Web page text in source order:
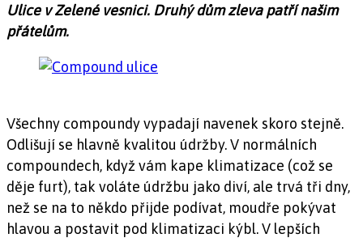
Ulice v Zelené vesnici. Druhý dům zleva patří našim
přátelům.
Všechny compoundy vypadají navenek skoro stejně.
Odlišují se hlavně kvalitou údržby. V normálních
compoundech, když vám kape klimatizace (což se
děje furt), tak voláte údržbu jako diví, ale trvá tři dny,
než se na to někdo přijde podívat, moudře pokývat
hlavou a postavit pod klimatizaci kýbl. V lepších